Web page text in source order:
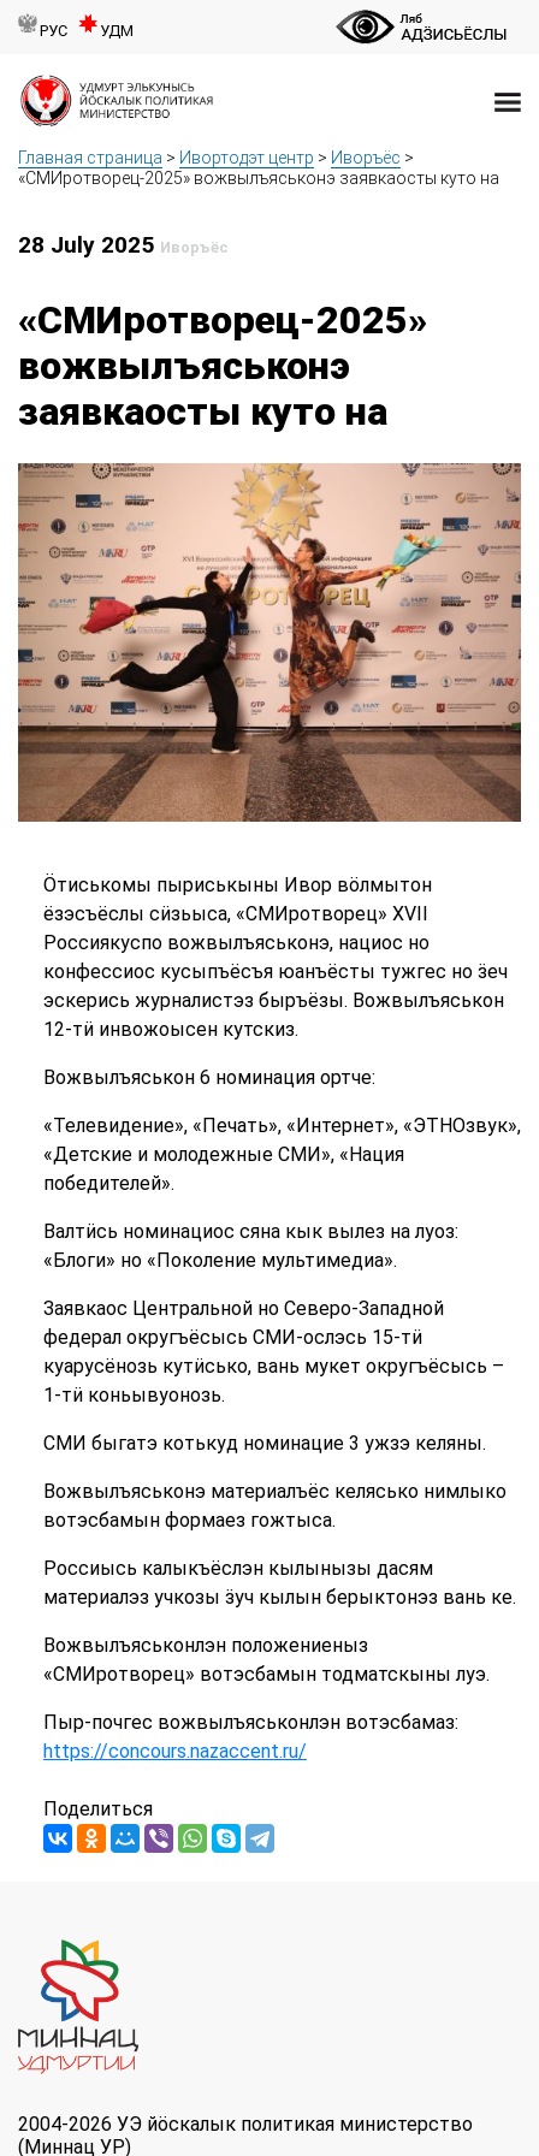
РУС УДМ
Главная страница > Ивортодэт центр > Иворъёс >
«СМИротворец-2025» вожвылъяськонэ заявкаосты куто на
28 July 2025 Иворъёс
«СМИротворец-2025»
вожвылъяськонэ
заявкаосты куто на
Ӧтиськомы пыриськыны Ивор вӧлмытон
ёзэсъёслы сӥзьыса, «СМИротворец» ХVII
Россиякуспо вожвылъяськонэ, нациос но
конфессиос кусыпъёсъя юанъёсты тужгес но ӟеч
эскерись журналистэз быръёзы. Вожвылъяськон
12-тӥ инвожоысен кутскиз.
Вожвылъяськон 6 номинация ортче:
«Телевидение», «Печать», «Интернет», «ЭТНОзвук»,
«Детские и молодежные СМИ», «Нация
победителей».
Валтӥсь номинациос сяна кык вылез на луоз:
«Блоги» но «Поколение мультимедиа».
Заявкаос Центральной но Северо-Западной
федерал округъёсысь СМИ-ослэсь 15-тӥ
куарусёнозь кутӥсько, вань мукет округъёсысь –
1-тӥ коньывуонозь.
СМИ быгатэ котькуд номинацие 3 ужзэ келяны.
Вожвылъяськонэ материалъёс келясько нимлыко
вотэсбамын формаез гожтыса.
Россиысь калыкъёслэн кылынызы дасям
материалэз учкозы ӟуч кылын берыктонэз вань ке.
Вожвылъяськонлэн положениеныз
«СМИротворец» вотэсбамын тодматскыны луэ.
Пыр-почгес вожвылъяськонлэн вотэсбамаз:
https://concours.nazaccent.ru/
Поделиться
2004-2026 УЭ йöскалык политикая министерство
(Миннац УР)